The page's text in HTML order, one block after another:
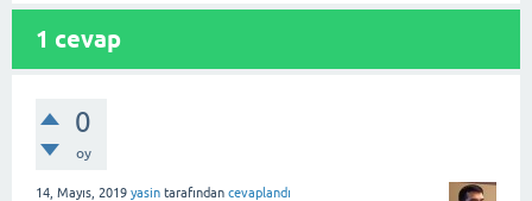
1 cevap
0
oy
14, Mayıs, 2019 yasin tarafından cevaplandı